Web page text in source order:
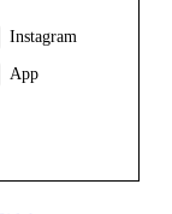
Instagram
App